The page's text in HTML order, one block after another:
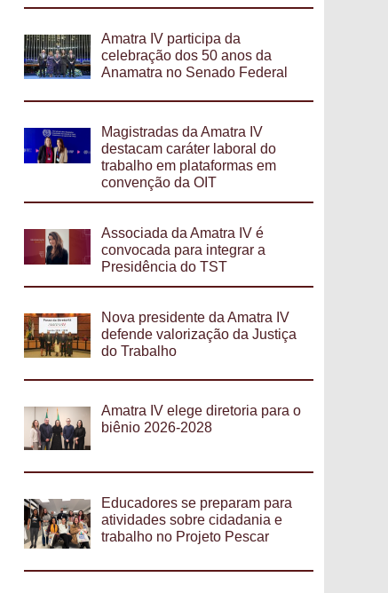
Amatra IV participa da
celebração dos 50 anos da
Anamatra no Senado Federal
Magistradas da Amatra IV
destacam caráter laboral do
trabalho em plataformas em
convenção da OIT
Associada da Amatra IV é
convocada para integrar a
Presidência do TST
Nova presidente da Amatra IV
defende valorização da Justiça
do Trabalho
Amatra IV elege diretoria para o
biênio 2026-2028
Educadores se preparam para
atividades sobre cidadania e
trabalho no Projeto Pescar